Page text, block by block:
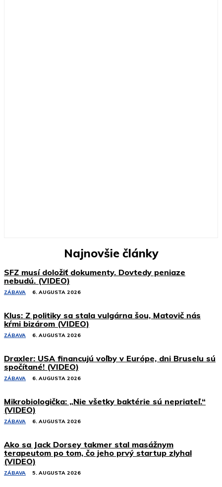
Najnovšie články
SFZ musí doložiť dokumenty. Dovtedy peniaze
nebudú. (VIDEO)
ZÁBAVA 6. AUGUSTA 2026
Klus: Z politiky sa stala vulgárna šou, Matovič nás
kŕmi bizárom (VIDEO)
ZÁBAVA 6. AUGUSTA 2026
Draxler: USA financujú voľby v Európe, dni Bruselu sú
spočítané! (VIDEO)
ZÁBAVA 6. AUGUSTA 2026
Mikrobiologička: „Nie všetky baktérie sú nepriateľ.“
(VIDEO)
ZÁBAVA 6. AUGUSTA 2026
Ako sa Jack Dorsey takmer stal masážnym
terapeutom po tom, čo jeho prvý startup zlyhal
(VIDEO)
ZÁBAVA 5. AUGUSTA 2026